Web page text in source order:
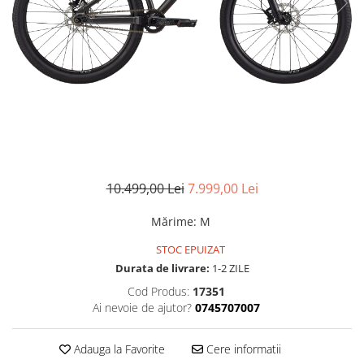
Camere
Cuvete (headset)
Frâne
Ghidaje și întinzătoare lanț
Ghidoane și atașabile
Pompe
Produse întreținere
Scaune copii
Încălțăminte
10.499,00 Lei 7.999,00 Lei
Mărime: M
STOC EPUIZAT
Durata de livrare: 1-2 ZILE
Cod Produs: 17351
Ai nevoie de ajutor? 0745707007
Adauga la Favorite Cere informatii